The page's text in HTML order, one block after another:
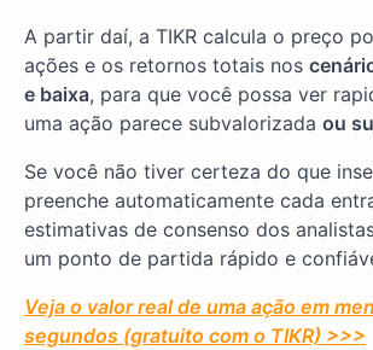
A partir daí, a TIKR calcula o preço
ações e os retornos totais nos
e baixa, para que você possa ver
uma ação parece subvalorizada ou
Se você não tiver certeza do que
preenche automaticamente cada
estimativas de consenso dos
um ponto de partida rápido e
Veja o valor real de uma ação em
segundos (gratuito com o TIKR) >>>